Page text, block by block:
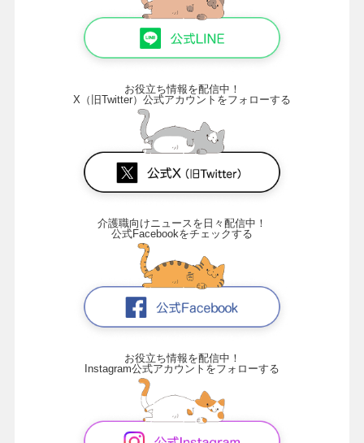
お役立ち情報を配信中！
X（旧Twitter）公式アカウントをフォローする
介護職向けニュースを日々配信中！
公式Facebookをチェックする
お役立ち情報を配信中！
Instagram公式アカウントをフォローする